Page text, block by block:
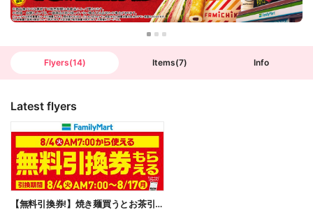
Flyers(14) Items(7) Info
Latest flyers
【無料引換券!】焼き麺買うとお茶引換券貰える!